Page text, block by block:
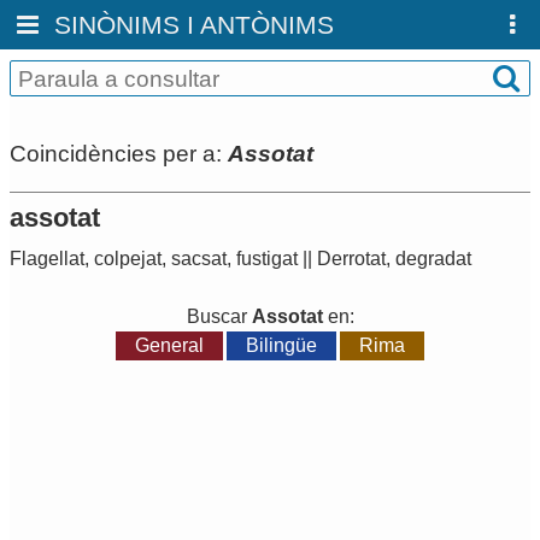
SINÒNIMS I ANTÒNIMS
Coincidències per a: Assotat
assotat
Flagellat, colpejat, sacsat, fustigat|| Derrotat, degradat
Buscar Assotaten:
General
Bilingüe Rima